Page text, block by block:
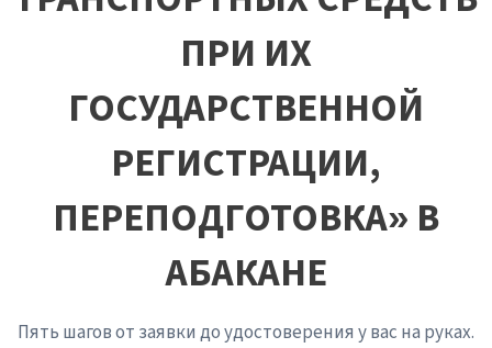
ПРИ ИХ
ГОСУДАРСТВЕННОЙ
РЕГИСТРАЦИИ,
ПЕРЕПОДГОТОВКА» В
АБАКАНЕ
Пять шагов от заявки до удостоверения у вас на руках.